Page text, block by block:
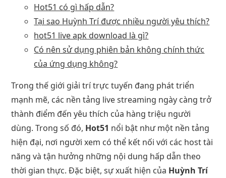
Hot51 có gì hấp dẫn?
Tại sao Huỳnh Trí được nhiều người yêu thích?
hot51 live apk download là gì?
Có nên sử dụng phiên bản không chính thức
của ứng dụng không?
Trong thế giới giải trí trực tuyến đang phát triển
mạnh mẽ, các nền tảng live streaming ngày càng trở
thành điểm đến yêu thích của hàng triệu người
dùng. Trong số đó, Hot51 nổi bật như một nền tảng
hiện đại, nơi người xem có thể kết nối với các host tài
năng và tận hưởng những nội dung hấp dẫn theo
thời gian thực. Đặc biệt, sự xuất hiện của Huỳnh Trí